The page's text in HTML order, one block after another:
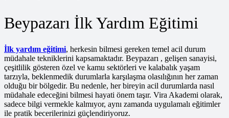
Beypazarı İlk Yardım Eğitimi
İlk yardım eğitimi, herkesin bilmesi gereken temel acil durum
müdahale tekniklerini kapsamaktadır. Beypazarı , gelişen sanayisi,
çeşitlilik gösteren özel ve kamu sektörleri ve kalabalık yaşam
tarzıyla, beklenmedik durumlarla karşılaşma olasılığının her zaman
olduğu bir bölgedir. Bu nedenle, her bireyin acil durumlarda nasıl
müdahale edeceğini bilmesi hayati önem taşır. Vira Akademi olarak,
sadece bilgi vermekle kalmıyor, aynı zamanda uygulamalı eğitimler
ile pratik becerilerinizi güçlendiriyoruz.